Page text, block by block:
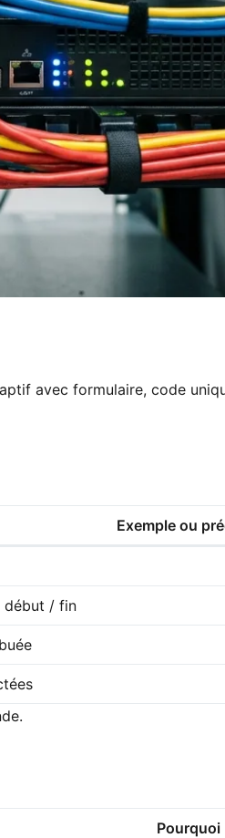
avec formulaire, code
Exemple ou
début / fin
Pourquoi